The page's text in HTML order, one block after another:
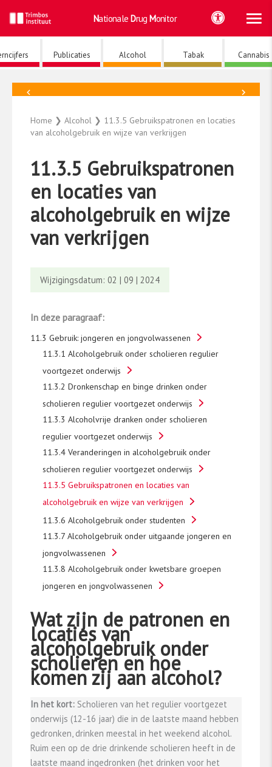
naar
de
inhoud
Nationale Drug Monitor
Publicaties Alcohol Tabak Cannabis
Home ❯ Alcohol ❯ 11.3.5 Gebruikspatronen en locaties
van alcoholgebruik en wijze van verkrijgen
11.3.5 Gebruikspatronen
en locaties van
alcoholgebruik en wijze
van verkrijgen
Wijzigingsdatum: 02 | 09 | 2024
In deze paragraaf:
11.3 Gebruik: jongeren en jongvolwassenen
11.3.1 Alcoholgebruik onder scholieren regulier
voortgezet onderwijs
11.3.2 Dronkenschap en binge drinken onder
scholieren regulier voortgezet onderwijs
11.3.3 Alcoholvrije dranken onder scholieren
regulier voortgezet onderwijs
11.3.4 Veranderingen in alcoholgebruik onder
scholieren regulier voortgezet onderwijs
11.3.5 Gebruikspatronen en locaties van
alcoholgebruik en wijze van verkrijgen
11.3.6 Alcoholgebruik onder studenten
11.3.7 Alcoholgebruik onder uitgaande jongeren en
jongvolwassenen
11.3.8 Alcoholgebruik onder kwetsbare groepen
jongeren en jongvolwassenen
Wat zijn de patronen en
locaties van
alcoholgebruik onder
scholieren en hoe
komen zij aan alcohol?
In het kort: Scholieren van het regulier voortgezet
onderwijs (12-16 jaar) die in de laatste maand hebben
gedronken, drinken meestal in het weekend alcohol.
Ruim een op de drie drinkende scholieren heeft in de
laatste maand ingedronken (het drinken voor het
→
←